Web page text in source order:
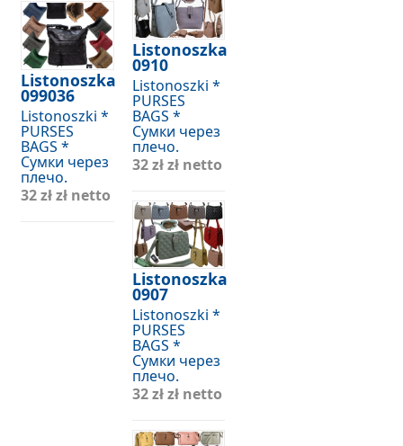
Listonoszka
099036
Listonoszki *
PURSES
BAGS *
Сумки через
плечо.
32 złzł netto
Listonoszka
0910
Listonoszki *
PURSES
BAGS *
Сумки через
плечо.
32 złzł netto
Listonoszka
0907
Listonoszki *
PURSES
BAGS *
Сумки через
плечо.
32 złzł netto